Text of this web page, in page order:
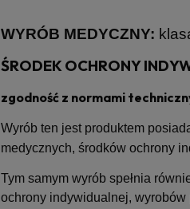
WYRÓB MEDYCZNY:
ŚRODEK OCHRONY
zgodność z normami
Wyrób ten jest produktem
medycznych, środków ochrony
Tym samym wyrób spełnia
ochrony indywidualnej,